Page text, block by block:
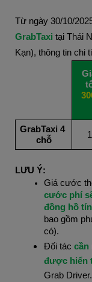
Từ ngày 30/10/
GrabTaxi tại Thái
Kạn), thông tin chi
GrabTaxi 4
chỗ
LƯU Ý:
cước phí
đồng hồ
bao gồm
có).
Đối tác cần
được hiển
Grab